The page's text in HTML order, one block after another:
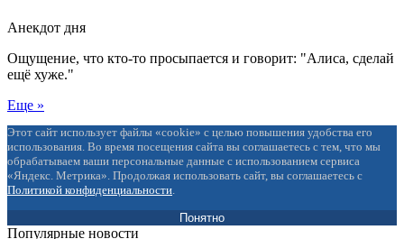
Анекдот дня
Ощущение, что кто-то просыпается и говорит: "Алиса, сделай
ещё хуже."
Еще »
Этот сайт использует файлы «cookie» с целью повышения удобства его
использования. Во время посещения сайта вы соглашаетесь с тем, что мы
обрабатываем ваши персональные данные с использованием сервиса
«Яндекс. Метрика». Продолжая использовать сайт, вы соглашаетесь с
Политикой конфиденциальности.
Понятно
Популярные новости